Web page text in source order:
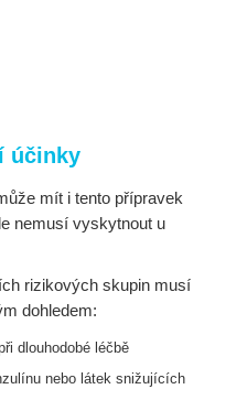
účinky
mít i tento přípravek
nemusí vyskytnout u
rizikových skupin musí
dohledem:
dlouhodobé léčbě
nebo látek snižujících